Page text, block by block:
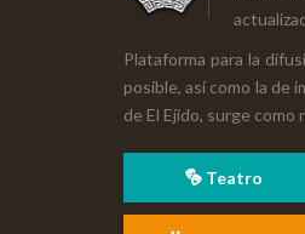
Plataforma para la
posible, así como la de
de El Ejido, surge
Teatro